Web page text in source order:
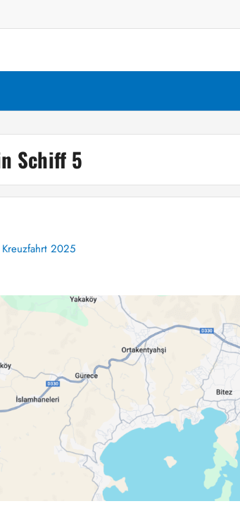
Schiff 5
2025